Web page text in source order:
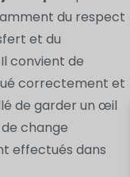
du respect
et du
Il convient de
correctement et
de garder un œil
change
effectués dans